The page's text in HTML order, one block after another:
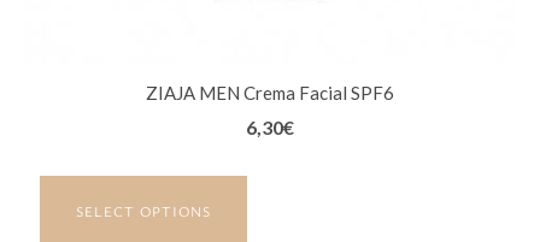
ZIAJA MEN Crema Facial SPF6
6,30€
SELECT OPTIONS